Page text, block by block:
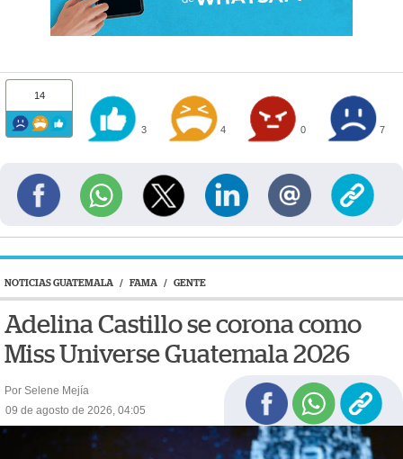
14
3 4 0 7
NOTICIAS GUATEMALA / FAMA / GENTE
Adelina Castillo se corona como
Miss Universe Guatemala 2026
Por Selene Mejía
09 de agosto de 2026, 04:05